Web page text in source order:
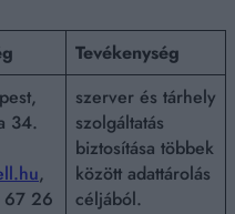
Tevékenység
34.
,
67 26
szerver és tárhely
szolgáltatás
biztosítása többek
között adattárolás
céljából.